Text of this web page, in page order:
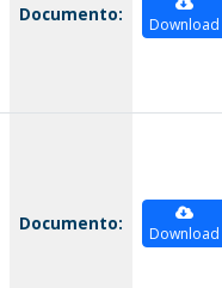
Documento: Download
Documento: Download